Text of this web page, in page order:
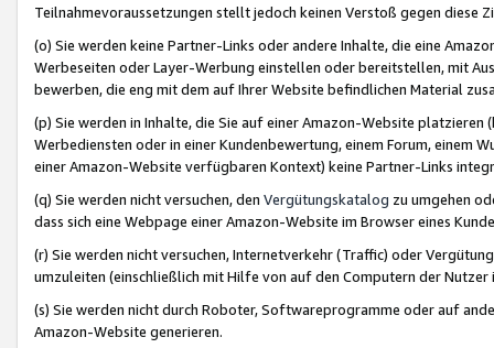
Teilnahmevoraussetzungen stellt jedoch keinen Verstoß gegen diese
(o) Sie werden keine Partner-Links oder andere Inhalte, die eine
Werbeseiten oder Layer-Werbung einstellen oder bereitstellen, mit
bewerben, die eng mit dem auf Ihrer Website befindlichen Material
(p) Sie werden in Inhalte, die Sie auf einer Amazon-Website
Werbediensten oder in einer Kundenbewertung, einem Forum, einem
einer Amazon-Website verfügbaren Kontext) keine Partner-Links
(q) Sie werden nicht versuchen, den Vergütungskatalog zu umgehen
dass sich eine Webpage einer Amazon-Website im Browser eines
(r) Sie werden nicht versuchen, Internetverkehr (Traffic) oder
umzuleiten (einschließlich mit Hilfe von auf den Computern der
(s) Sie werden nicht durch Roboter, Softwareprogramme oder auf
Amazon-Website generieren.